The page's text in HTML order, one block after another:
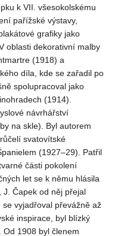
k VII. všesokolskému
pařížské výstavy,
grafiky jako
oblasti dekorativní malby
(1918) a
díla, kde se zařadil po
spolupracoval jako
(1914).
návrhářství
na skle). Byl autorem
svatovítské
(1927–29). Patřil
části pokolení
let se k němu hlásila
Čapek od něj přejal
vyjadřoval převážně až
inspirace, byl blízký
1908 byl členem